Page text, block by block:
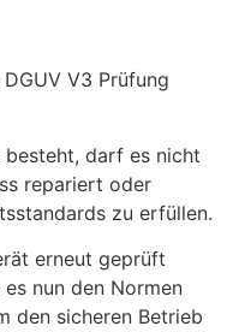
V3 Prüfung
besteht, darf es nicht
repariert oder
zu erfüllen.
erneut geprüft
nun den Normen
den sicheren Betrieb